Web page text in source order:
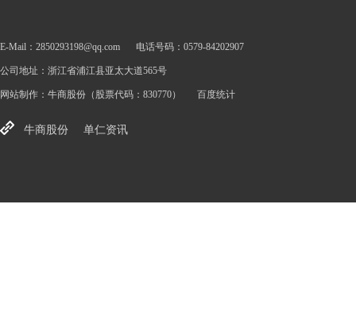
E-Mail：2850293198@qq.com 电话号码：0579-84202907
公司地址：浙江省浦江县亚太大道565号
网站制作： 牛商股份 （股票代码：830770） 百度统计
牛商股份 单仁资讯